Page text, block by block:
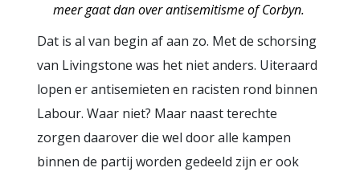
meer gaat dan over antisemitisme of Corbyn.
Dat is al van begin af aan zo. Met de schorsing
van Livingstone was het niet anders. Uiteraard
lopen er antisemieten en racisten rond binnen
Labour. Waar niet? Maar naast terechte
zorgen daarover die wel door alle kampen
binnen de partij worden gedeeld zijn er ook